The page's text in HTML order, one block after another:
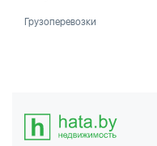
Грузоперевозки